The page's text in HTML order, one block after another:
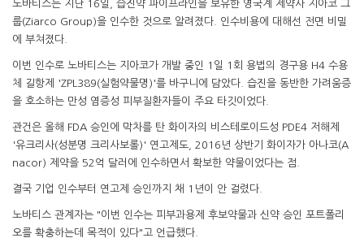
노바티스는 지난 16일, 습진약 파이프라인을 보유한 영국계 제약사 지아코 그
룹(Ziarco Group)을 인수한 것으로 알려졌다. 인수비용에 대해선 전면 비밀
에 부쳐졌다.
이번 인수로 노바티스는 지아코가 개발 중인 1일 1회 용법의 경구용 H4 수용
체 길항제 'ZPL389(실험약물명)'를 바구니에 담았다. 습진을 동반한 가려움증
을 호소하는 만성 염증성 피부질환자들이 주요 타깃이었다.
관건은 올해 FDA 승인에 막차를 탄 화이자의 비스테로이드성 PDE4 저해제
'유크리사(성분명 크리사보롤)' 연고제도, 2016년 상반기 화이자가 아나코(A
nacor) 제약을 52억 달러에 인수하면서 확보한 약물이었다는 점.
결국 기업 인수부터 연고제 승인까지 채 1년이 안 걸렸다.
노바티스 관계자는 "이번 인수는 피부과용제 후보약물과 신약 승인 포트폴리
오를 확충하는데 목적이 있다"고 언급했다.